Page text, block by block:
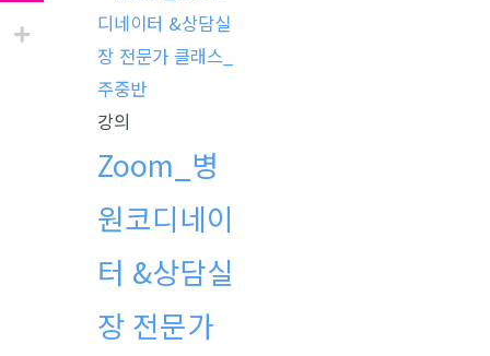
강의
Zoom_병
원코디네이
터 &상담실
장 전문가
가
격: